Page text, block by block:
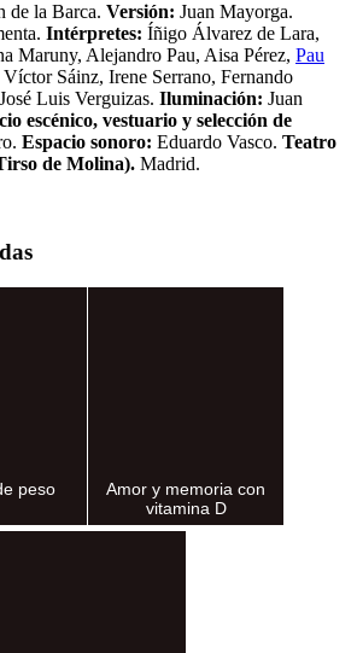
de la Barca. Versión: Juan Mayorga.
Intérpretes: Íñigo Álvarez de Lara,
Maruny, Alejandro Pau, Aisa Pérez, Pau
Sáinz, Irene Serrano, Fernando
Luis Verguizas. Iluminación: Juan
escénico, vestuario y selección de
Espacio sonoro: Eduardo Vasco. Teatro
de Molina). Madrid.
peso
Amor y memoria con
vitamina D